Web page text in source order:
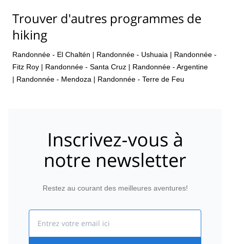
Trouver d'autres programmes de
hiking
Randonnée - El Chaltén | Randonnée - Ushuaia | Randonnée -
Fitz Roy | Randonnée - Santa Cruz | Randonnée - Argentine
| Randonnée - Mendoza | Randonnée - Terre de Feu
Inscrivez-vous à
notre newsletter
Restez au courant des meilleures aventures!